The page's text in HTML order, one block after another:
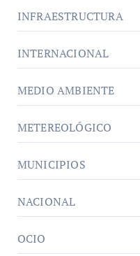
INFRAESTRUCTURA
INTERNACIONAL
MEDIO AMBIENTE
METEREOLÓGICO
MUNICIPIOS
NACIONAL
OCIO